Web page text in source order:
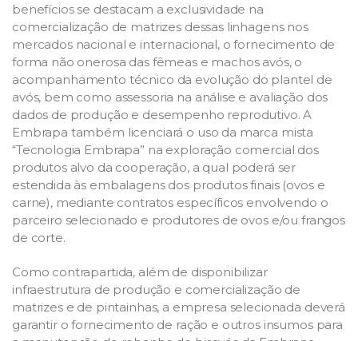
benefícios se destacam a exclusividade na
comercialização de matrizes dessas linhagens nos
mercados nacional e internacional, o fornecimento de
forma não onerosa das fêmeas e machos avós, o
acompanhamento técnico da evolução do plantel de
avós, bem como assessoria na análise e avaliação dos
dados de produção e desempenho reprodutivo. A
Embrapa também licenciará o uso da marca mista
“Tecnologia Embrapa” na exploração comercial dos
produtos alvo da cooperação, a qual poderá ser
estendida às embalagens dos produtos finais (ovos e
carne), mediante contratos específicos envolvendo o
parceiro selecionado e produtores de ovos e/ou frangos
de corte.
Como contrapartida, além de disponibilizar
infraestrutura de produção e comercialização de
matrizes e de pintainhas, a empresa selecionada deverá
garantir o fornecimento de ração e outros insumos para